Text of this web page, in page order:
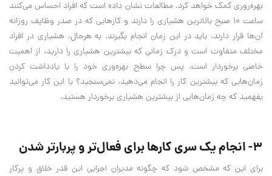
بهره‌روری کمک خواهد کرد. مطالعات نشان داده‌ است که افراد احساس می‌کنند
ساعت 10 صبح بالاترین هشیاری را دارند و کارهایی که در صدر وظایف روزانه
آن‌ها قرار دارند، باید در این زمان انجام بگیرند. به هرحال، هشیاری در افراد
مختلف متفاوت است و درک زمانی که بیشترین هشیاری را دارید، از اهمیت
خاصی برخوردار است. پس چرا سطح بهره‌وری خود را با یادداشت کردن
زمان‌هایی که بیشترین کار را انجام می‌دهید، نمی‌سنجید؟ با این کار می‌توانید
بفهمید که چه زمان‌هایی از بیشترین هشیاری برخوردار هستید.
3- انجام یک سری کارها برای فعال‌تر و پربارتر شدن
برای این که مشخص شود که چگونه مدیران اجرایی این قدر خلاق و پرکار